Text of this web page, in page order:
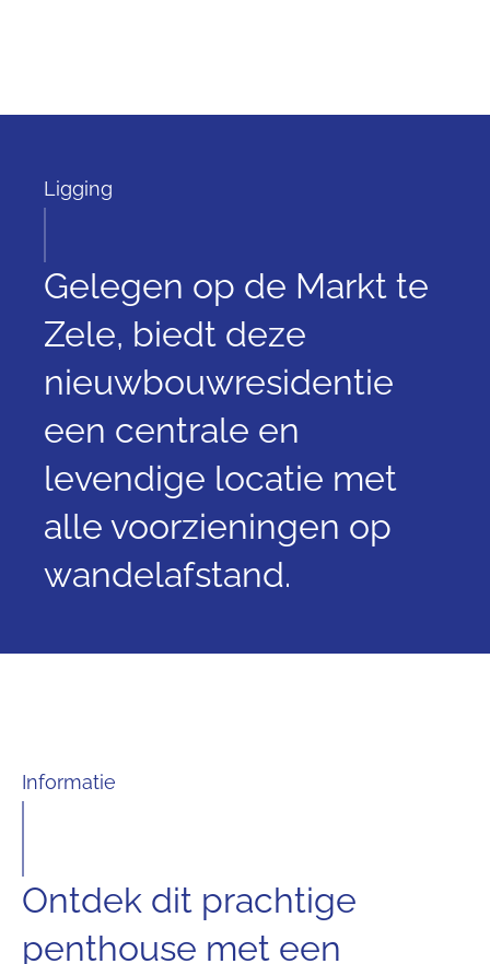
Ligging
Gelegen op de Markt te
Zele, biedt deze
nieuwbouwresidentie
een centrale en
levendige locatie met
alle voorzieningen op
wandelafstand.
Informatie
Ontdek dit prachtige
penthouse met een